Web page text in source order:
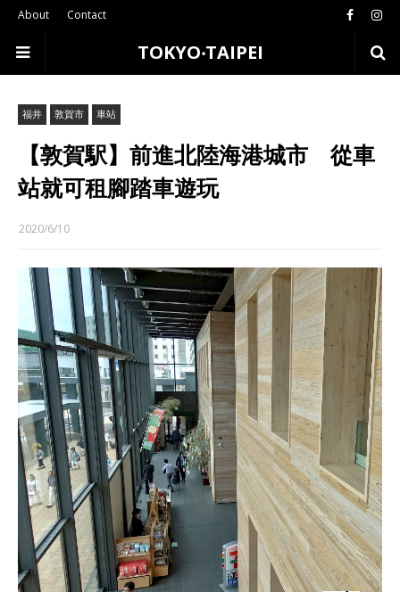
About Contact
TOKYO‧TAIPEI
福井 敦賀市 車站
【敦賀駅】前進北陸海港城市 從車
站就可租腳踏車遊玩
2020/6/10